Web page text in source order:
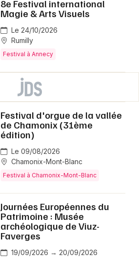
8e Festival international
Magie & Arts Visuels
Le 24/10/2026
Rumilly
Festival à Annecy
Festival d'orgue de la vallée
de Chamonix (31ème
édition)
Le 09/08/2026
Chamonix-Mont-Blanc
Festival à Chamonix-Mont-Blanc
Journées Européennes du
Patrimoine : Musée
archéologique de Viuz-
Faverges
19/09/2026 → 20/09/2026